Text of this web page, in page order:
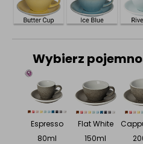
Wybierz
Espresso
80ml
Flat White
150ml